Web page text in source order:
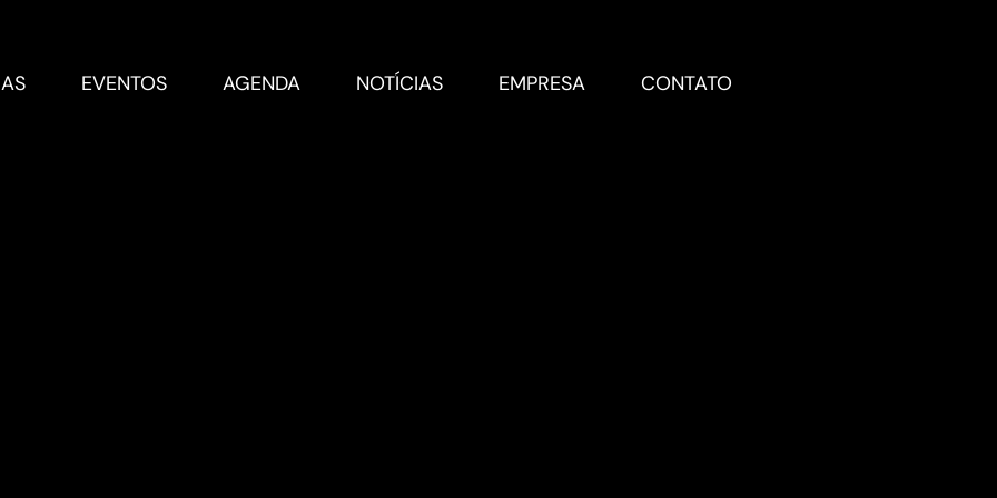
EVENTOS AGENDA NOTÍCIAS EMPRESA CONTATO